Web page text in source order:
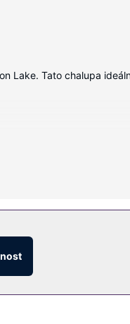
Lake. Tato chalupa